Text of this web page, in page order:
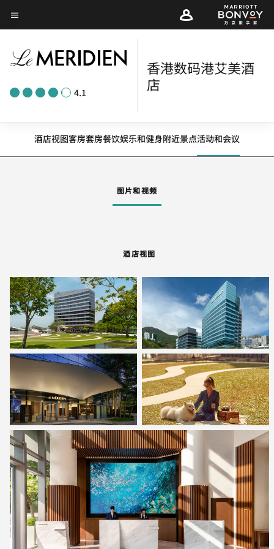
Skip
to
content
菜单文本
4.1
香港数码港艾美酒
店
酒店视图客房套房餐饮娱乐和健身附近景点活动和会议
图片和视频
酒店视图